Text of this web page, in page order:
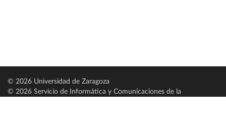
© 2026 Universidad de Zaragoza
© 2026 Servicio de Informática y Comunicaciones de la